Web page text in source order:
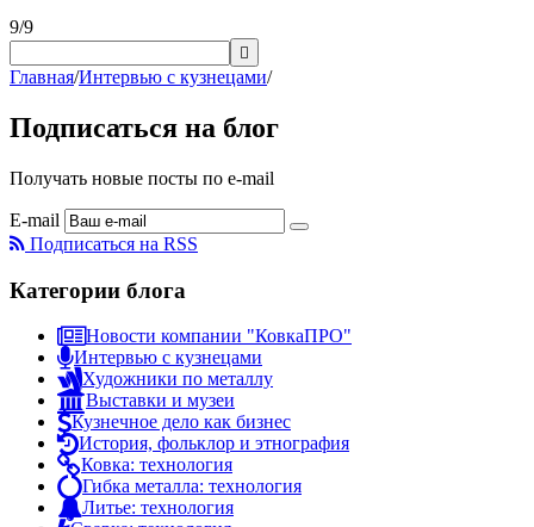
9/9

Главная/Интервью с кузнецами/
Подписаться на блог
Получать новые посты по e-mail
E-mail
Подписаться на RSS
Категории блога
Новости компании "КовкаПРО"
Интервью с кузнецами
Художники по металлу
Выставки и музеи
Кузнечное дело как бизнес
История, фольклор и этнография
Ковка: технология
Гибка металла: технология
Литье: технология